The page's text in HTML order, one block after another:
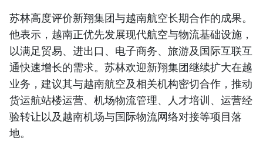
苏林高度评价新翔集团与越南航空长期合作的成果。
他表示，越南正优先发展现代航空与物流基础设施，
以满足贸易、进出口、电子商务、旅游及国际互联互
通快速增长的需求。苏林欢迎新翔集团继续扩大在越
业务，建议其与越南航空及相关机构密切合作，推动
货运航站楼运营、机场物流管理、人才培训、运营经
验转让以及越南机场与国际物流网络对接等项目落
地。